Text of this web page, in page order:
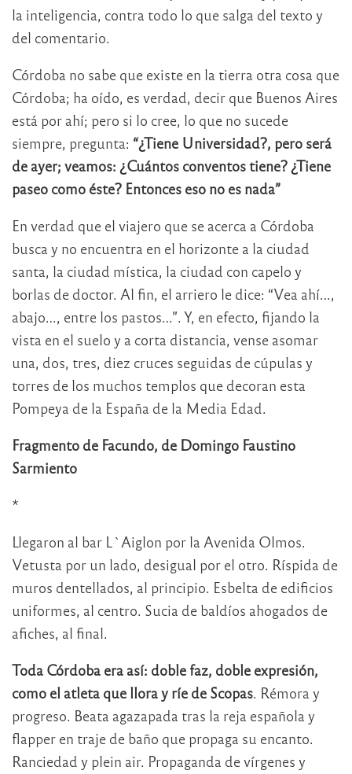
la inteligencia, contra todo lo que salga del texto y
del comentario.
Córdoba no sabe que existe en la tierra otra cosa que
Córdoba; ha oído, es verdad, decir que Buenos Aires
está por ahí; pero si lo cree, lo que no sucede
siempre, pregunta: “¿Tiene Universidad?, pero será
de ayer; veamos: ¿Cuántos conventos tiene? ¿Tiene
paseo como éste? Entonces eso no es nada”
En verdad que el viajero que se acerca a Córdoba
busca y no encuentra en el horizonte a la ciudad
santa, la ciudad mística, la ciudad con capelo y
borlas de doctor. Al fin, el arriero le dice: “Vea ahí…,
abajo…, entre los pastos…”. Y, en efecto, fijando la
vista en el suelo y a corta distancia, vense asomar
una, dos, tres, diez cruces seguidas de cúpulas y
torres de los muchos templos que decoran esta
Pompeya de la España de la Media Edad.
Fragmento de Facundo, de Domingo Faustino
Sarmiento
*
Llegaron al bar L`Aiglon por la Avenida Olmos.
Vetusta por un lado, desigual por el otro. Ríspida de
muros dentellados, al principio. Esbelta de edificios
uniformes, al centro. Sucia de baldíos ahogados de
afiches, al final.
Toda Córdoba era así: doble faz, doble expresión,
como el atleta que llora y ríe de Scopas. Rémora y
progreso. Beata agazapada tras la reja española y
flapper en traje de baño que propaga su encanto.
Ranciedad y plein air. Propaganda de vírgenes y